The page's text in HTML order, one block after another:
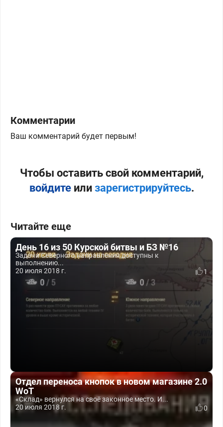
Комментарии
Ваш комментарий будет первым!
Чтобы оставить свой комментарий,
войдитеили зарегистрируйтесь.
Читайте еще
День 16 из 50 Курской битвы и БЗ №16
Задачи Северного направления доступны к
выполнению...
20 июля 2018 г.
1
Отдел переноса кнопок в новом магазине 2.0
WoT
«Склад» вернулся на своё законное место. И...
20 июля 2018 г.
0